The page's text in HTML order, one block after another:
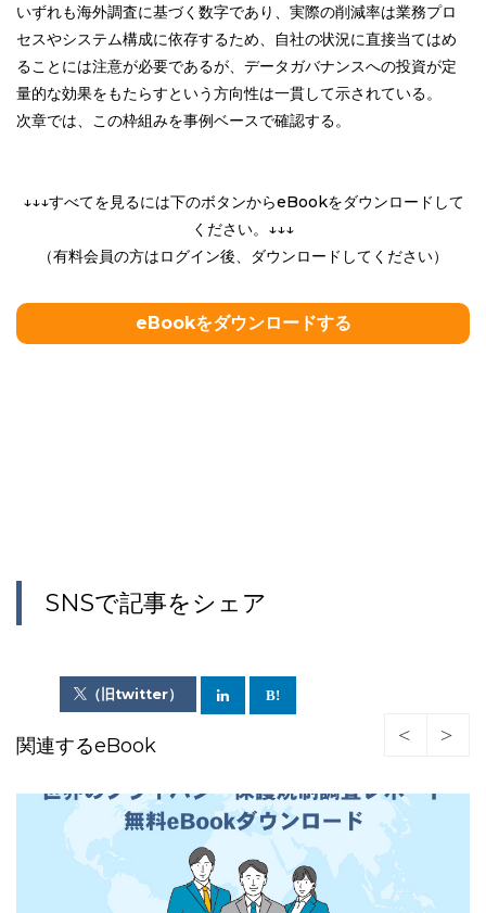
いずれも海外調査に基づく数字であり、実際の削減率は業務プロ
セスやシステム構成に依存するため、自社の状況に直接当てはめ
ることには注意が必要であるが、データガバナンスへの投資が定
量的な効果をもたらすという方向性は一貫して示されている。
次章では、この枠組みを事例ベースで確認する。
↓↓↓すべてを見るには下のボタンからeBookをダウンロードして
ください。↓↓↓
（有料会員の方はログイン後、ダウンロードしてください）
eBookをダウンロードする
SNSで記事をシェア
（旧twitter）
関連するeBook